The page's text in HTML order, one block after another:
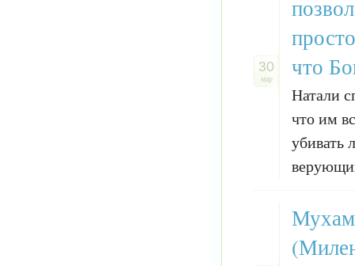
30
мар
что
Натали
что им
убивать